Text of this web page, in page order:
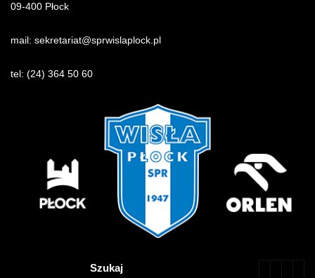
09-400 Płock
mail: sekretariat@sprwislaplock.pl
tel: (24) 364 50 60
Szukaj